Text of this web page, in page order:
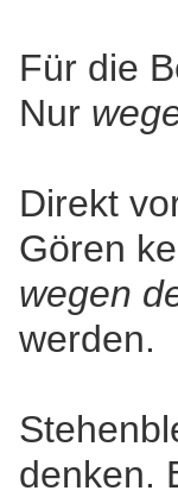
Für die
Nur
Direkt
Gören
wegen
werden.
denken.